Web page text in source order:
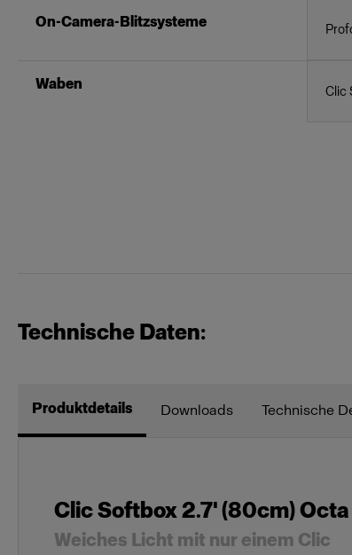
On-Camera-Blitzsysteme
Waben Clic
Technische Daten:
Produktdetails Downloads Technische
Clic Softbox 2.7' (80cm) Octa
Weiches Licht mit nur einem Clic